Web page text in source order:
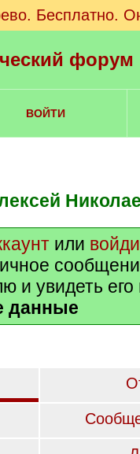
Бесплатно.
ВОЙТИ
или
и увидеть
данные